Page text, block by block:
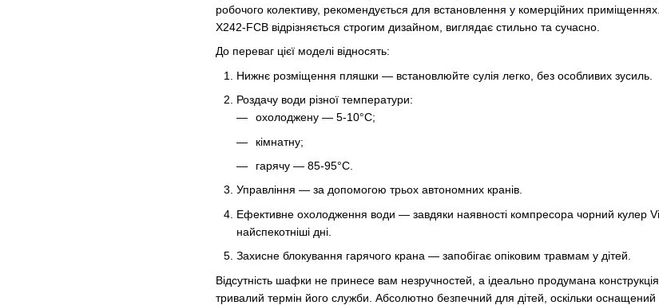
робочого колективу, рекомендується для встановлення у комерційних
X242-FCB відрізняється строгим дизайном, виглядає стильно та сучасно.
До переваг цієї моделі відносять:
Нижнє розміщення пляшки — встановлюйте сулія легко, без особливих зусиль.
Роздачу води різної температури:
охолоджену — 5-10°C;
кімнатну;
гарячу — 85-95°C.
Управління — за допомогою трьох автономних кранів.
Ефективне охолодження води — завдяки наявності компресора чорний кулер
найспекотніші дні.
Захисне блокування гарячого крана — запобігає опіковим травмам у дітей.
Відсутність шафки не принесе вам незручностей, а ідеально продумана
тривалий термін його служби. Абсолютно безпечний для дітей, оскільки